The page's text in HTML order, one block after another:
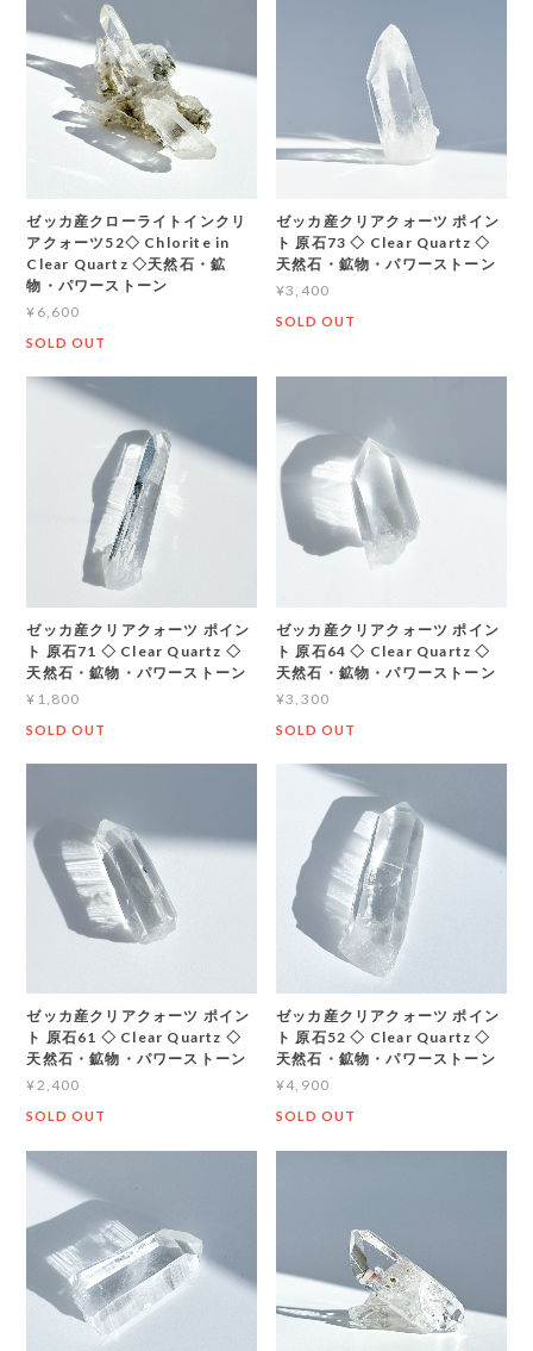
ゼッカ産クローライトインクリ
アクォーツ52◇ Chlorite in
Clear Quartz ◇天然石・鉱
物・パワーストーン
¥6,600
SOLD OUT
ゼッカ産クリアクォーツ ポイン
ト 原石73 ◇ Clear Quartz ◇
天然石・鉱物・パワーストーン
¥3,400
SOLD OUT
ゼッカ産クリアクォーツ ポイン
ト 原石71 ◇ Clear Quartz ◇
天然石・鉱物・パワーストーン
¥1,800
SOLD OUT
ゼッカ産クリアクォーツ ポイン
ト 原石64 ◇ Clear Quartz ◇
天然石・鉱物・パワーストーン
¥3,300
SOLD OUT
ゼッカ産クリアクォーツ ポイン
ト 原石61 ◇ Clear Quartz ◇
天然石・鉱物・パワーストーン
¥2,400
SOLD OUT
ゼッカ産クリアクォーツ ポイン
ト 原石52 ◇ Clear Quartz ◇
天然石・鉱物・パワーストーン
¥4,900
SOLD OUT